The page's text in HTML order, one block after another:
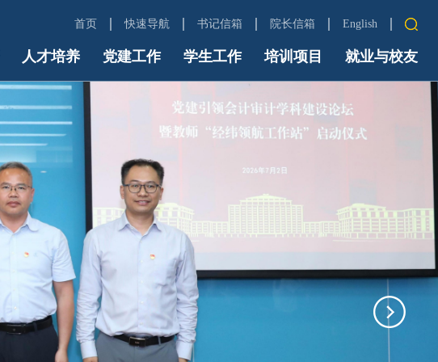
首页 快速导航
中财首页
信息门户
书记信箱
cufekysj@163.com
院长信箱
cufekyyz@163.com
English
人才培养 党建工作 学生工作 培训项目 就业与校友